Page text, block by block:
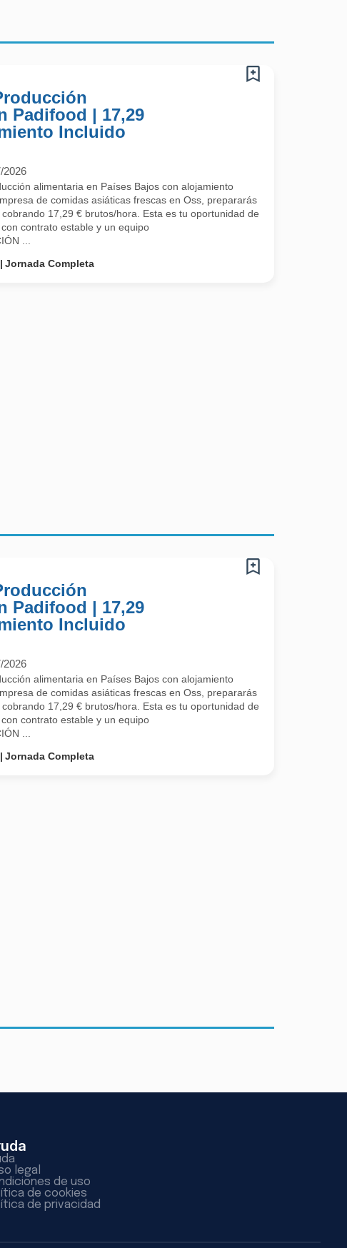
Padifood | 17,29
Incluido
2026
alimentaria en Países Bajos con alojamiento
de comidas asiáticas frescas en Oss, prepararás
17,29 € brutos/hora. Esta es tu oportunidad de
contrato estable y un equipo
...
Jornada Completa
Padifood | 17,29
Incluido
2026
alimentaria en Países Bajos con alojamiento
de comidas asiáticas frescas en Oss, prepararás
17,29 € brutos/hora. Esta es tu oportunidad de
contrato estable y un equipo
...
Jornada Completa
legal
de uso
de cookies
de privacidad